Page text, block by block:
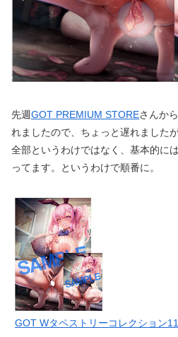
先週GOT PREMIUM STOREさんか
れましたので、ちょっと遅れました
全部というわけではなく、基本的に
ってます。というわけで順番に。
GOT Wタペストリーコレクション